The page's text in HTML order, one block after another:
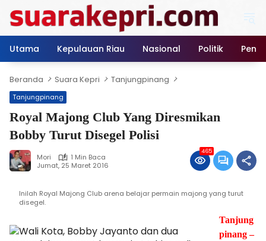
konten
Utama
Kepulauan Riau Nasional Politik
Beranda Suara Kepri Tanjungpinang
Tanjungpinang
Royal Majong Club Yang Diresmikan
Bobby Turut Disegel Polisi
Mori
1 Min Baca
Jumat, 25 Maret 2016
465
Inilah Royal Majong Club arena belajar permain majong yang turut
disegel.
Tanjung
pinang –